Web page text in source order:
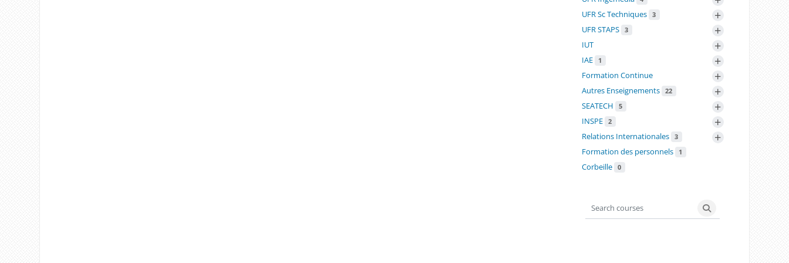
UFR Sc Techniques 3 +
UFR STAPS 3 +
IUT +
IAE 1 +
Formation Continue +
Autres Enseignements 22 +
SEATECH 5 +
INSPE 2 +
Relations Internationales 3 +
Formation des personnels 1
Corbeille 0
Search courses
Search courses